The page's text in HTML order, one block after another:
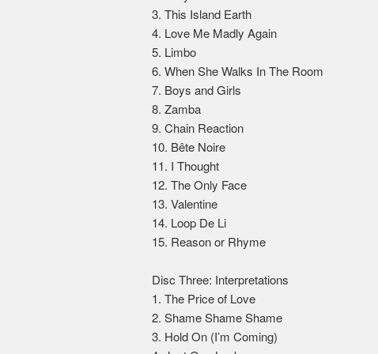
3. This Island Earth
4. Love Me Madly Again
5. Limbo
6. When She Walks In The Room
7. Boys and Girls
8. Zamba
9. Chain Reaction
10. Bête Noire
11. I Thought
12. The Only Face
13. Valentine
14. Loop De Li
15. Reason or Rhyme
Disc Three: Interpretations
1. The Price of Love
2. Shame Shame Shame
3. Hold On (I’m Coming)